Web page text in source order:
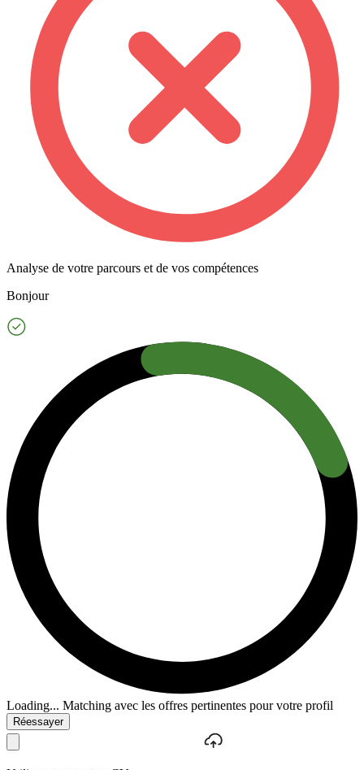
Analyse de votre parcours et de vos compétences
Bonjour
Loading... Matching avec les offres pertinentes pour votre profil
Réessayer